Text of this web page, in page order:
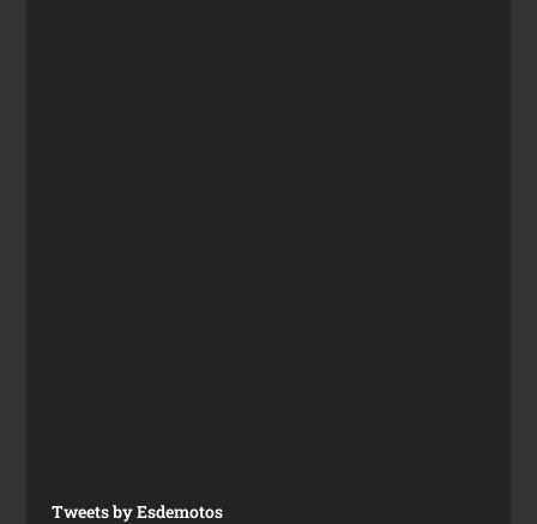
Tweets by Esdemotos